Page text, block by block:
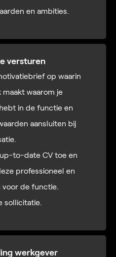
en ambities.
versturen
op waarin
maakt waarom je
in de functie en
aansluiten bij
to-date CV toe en
professioneel en
voor de functie.
sollicitatie.
werkgever